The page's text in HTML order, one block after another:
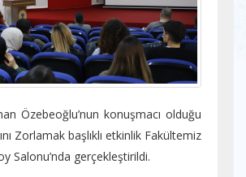
Özebeoğlu’nun konuşmacı olduğu
Zorlamak başlıklı etkinlik Fakültemiz
Salonu’nda gerçekleştirildi.